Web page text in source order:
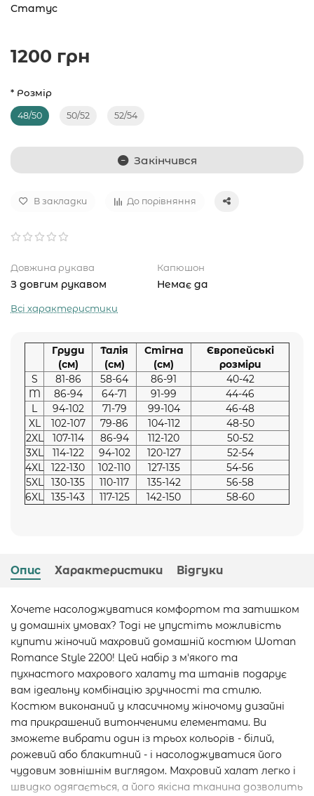
Статус
1200 грн
* Розмір
48/50 50/52 52/54
Закінчився
В закладки До порівняння
Довжина рукава
З довгим рукавом
Капюшон
Немає да
Всі характеристики
Груди
(см)
Талія
(см)
Стігна
(см)
Європейські
розміри
S
81-86 58-64 86-91
40-42
M
86-94 64-71 91-99
44-46
L
94-102 71-79 99-104
46-48
XL
102-107 79-86 104-112
48-50
2XL
107-114 86-94 112-120
50-52
3XL
114-122 94-102 120-127
52-54
4XL
122-130 102-110 127-135
54-56
5XL
130-135 110-117 135-142
56-58
6XL
135-143 117-125 142-150 58-60
Опис Характеристики Відгуки
Хочете насолоджуватися комфортом та затишком
у домашніх умовах? Тоді не упустіть можливість
купити жіночий махровий домашній костюм Woman
Romance Style 2200! Цей набір з м'якого та
пухнастого махрового халату та штанів подарує
вам ідеальну комбінацію зручності та стилю.
Костюм виконаний у класичному жіночому дизайні
та прикрашений витонченими елементами. Ви
зможете вибрати один із трьох кольорів - білий,
рожевий або блакитний - і насолоджуватися його
чудовим зовнішнім виглядом. Махровий халат легко і
швидко одягається, а його якісна тканина дозволить